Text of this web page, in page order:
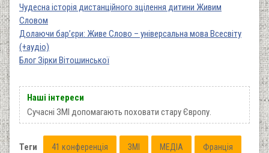
Чудесна історія дистанційного зцілення дитини Живим
Словом
Долаючи бар’єри: Живе Слово – універсальна мова Всесвіту
(+аудіо)
Блог Зірки Вітошинської
Наші інтереси
Сучасні ЗМІ допомагають поховати стару Європу.
Теги 41 конференція ЗМІ МЕДІА Франція